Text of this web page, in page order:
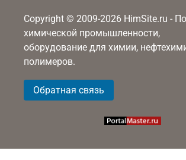
Copyright © 2009-2026 HimSite.ru -
химической промышленности,
оборудование для химии,
полимеров.
Обратная связь